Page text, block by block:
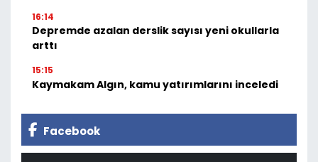
16:14
Depremde azalan derslik sayısı yeni okullarla
arttı
15:15
Kaymakam Algın, kamu yatırımlarını inceledi
Facebook